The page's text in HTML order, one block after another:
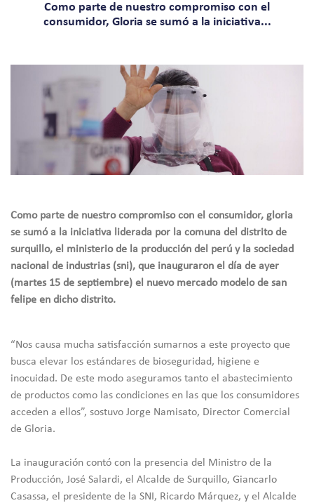
Como parte de nuestro compromiso con el
consumidor, Gloria se sumó a la iniciativa...
Como parte de nuestro compromiso con el consumidor, gloria
se sumó a la iniciativa liderada por la comuna del distrito de
surquillo, el ministerio de la producción del perú y la sociedad
nacional de industrias (sni), que inauguraron el día de ayer
(martes 15 de septiembre) el nuevo mercado modelo de san
felipe en dicho distrito.
“Nos causa mucha satisfacción sumarnos a este proyecto que
busca elevar los estándares de bioseguridad, higiene e
inocuidad. De este modo aseguramos tanto el abastecimiento
de productos como las condiciones en las que los consumidores
acceden a ellos”, sostuvo Jorge Namisato, Director Comercial
de Gloria.
La inauguración contó con la presencia del Ministro de la
Producción, José Salardi, el Alcalde de Surquillo, Giancarlo
Casassa, el presidente de la SNI, Ricardo Márquez, y el Alcalde